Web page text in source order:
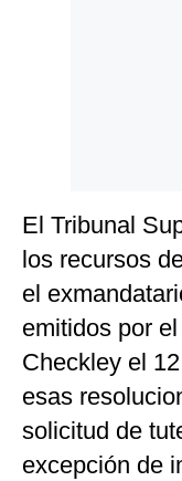
El Tribunal
los recursos
el
emitidos por
Checkley el
esas
solicitud de
excepción de